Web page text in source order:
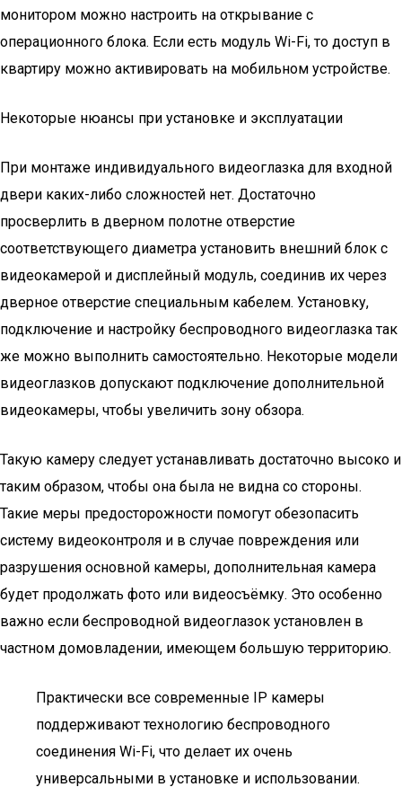
монитором можно настроить на открывание с
операционного блока. Если есть модуль Wi-Fi, то доступ в
квартиру можно активировать на мобильном устройстве.
Некоторые нюансы при установке и эксплуатации
При монтаже индивидуального видеоглазка для входной
двери каких-либо сложностей нет. Достаточно
просверлить в дверном полотне отверстие
соответствующего диаметра установить внешний блок с
видеокамерой и дисплейный модуль, соединив их через
дверное отверстие специальным кабелем. Установку,
подключение и настройку беспроводного видеоглазка так
же можно выполнить самостоятельно. Некоторые модели
видеоглазков допускают подключение дополнительной
видеокамеры, чтобы увеличить зону обзора.
Такую камеру следует устанавливать достаточно высоко и
таким образом, чтобы она была не видна со стороны.
Такие меры предосторожности помогут обезопасить
систему видеоконтроля и в случае повреждения или
разрушения основной камеры, дополнительная камера
будет продолжать фото или видеосъёмку. Это особенно
важно если беспроводной видеоглазок установлен в
частном домовладении, имеющем большую территорию.
Практически все современные IP камеры
поддерживают технологию беспроводного
соединения Wi-Fi, что делает их очень
универсальными в установке и использовании.